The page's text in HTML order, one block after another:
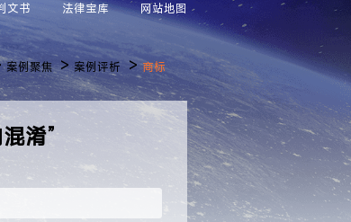
文书 法律宝库 网站地图
案例聚焦 >案例评析 >商标
淆”